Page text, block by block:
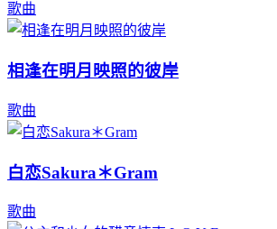
歌曲
相逢在明月映照的彼岸
歌曲
白恋Sakura＊Gram
歌曲